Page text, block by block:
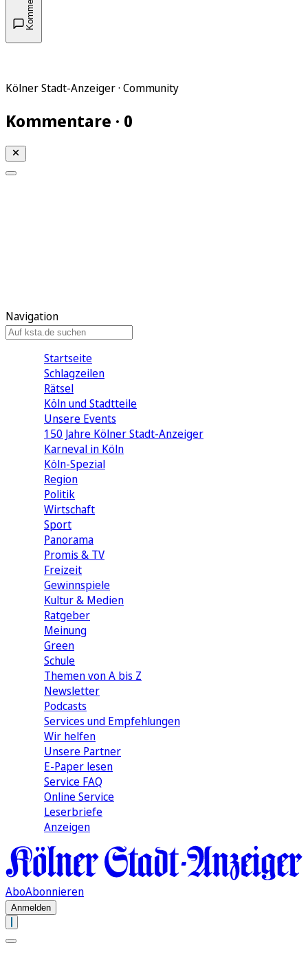
Kölner Stadt-Anzeiger · Community
Kommentare · 0
Navigation
Startseite
Schlagzeilen
Rätsel
Köln und Stadtteile
Unsere Events
150 Jahre Kölner Stadt-Anzeiger
Karneval in Köln
Köln-Spezial
Region
Politik
Wirtschaft
Sport
Panorama
Promis & TV
Freizeit
Gewinnspiele
Kultur & Medien
Ratgeber
Meinung
Green
Schule
Themen von A bis Z
Newsletter
Podcasts
Services und Empfehlungen
Wir helfen
Unsere Partner
E-Paper lesen
Service FAQ
Online Service
Leserbriefe
Anzeigen
AboAbonnieren
Anmelden